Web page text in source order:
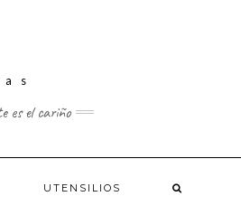
es el cariño
UTENSILIOS